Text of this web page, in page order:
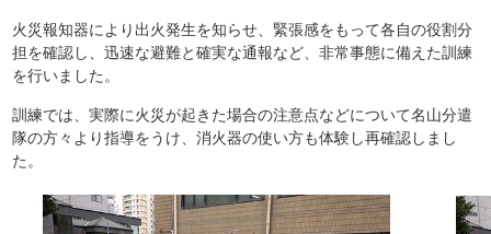
火災報知器により出火発生を知らせ、緊張感をもって各自の役割分
担を確認し、迅速な避難と確実な通報など、非常事態に備えた訓練
を行いました。
訓練では、実際に火災が起きた場合の注意点などについて名山分遣
隊の方々より指導をうけ、消火器の使い方も体験し再確認しまし
た。